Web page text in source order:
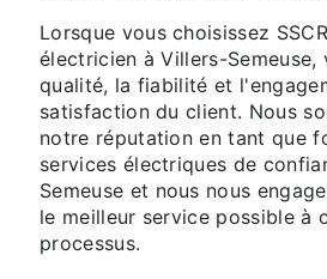
Lorsque vous choisissez
électricien à Villers-Semeuse,
qualité, la fiabilité et
satisfaction du client. Nous
notre réputation en tant que
services électriques de
Semeuse et nous nous
le meilleur service possible à
processus.